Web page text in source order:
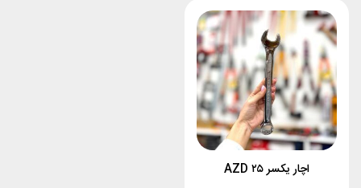
اچار یکسر ۲۵ AZD